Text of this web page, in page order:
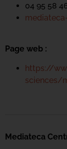
04 95 58
Page web :
https://
sciences/
Mediateca